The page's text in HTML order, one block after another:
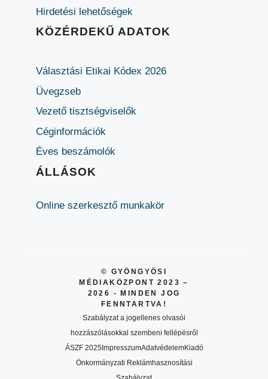
Hirdetési lehetőségek
KÖZÉRDEKŰ ADATOK
Választási Etikai Kódex 2026
Üvegzseb
Vezető tisztségviselők
Céginformációk
Éves beszámolók
ÁLLÁSOK
Online szerkesztő munkakör
© GYÖNGYÖSI
MÉDIAKÖZPONT 2023 –
2026 - MINDEN JOG
FENNTARTVA!
Szabályzat a jogellenes olvasói
hozzászólásokkal szembeni fellépésről
ÁSZF 2025ImpresszumAdatvédelemKiadó
Önkormányzati Reklámhasznosítási